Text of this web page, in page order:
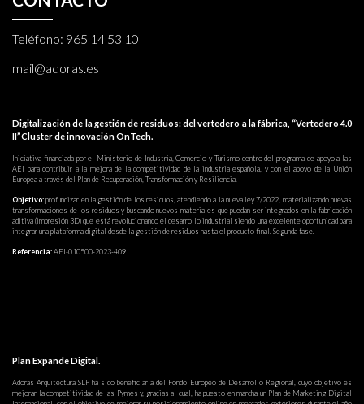
Teléfono: 965 14 53 10
mail@adoras.es
Digitalización de la gestión de residuos: del vertedero a la fábrica, “Vertedero 4.0
II”Cluster de innovación OnTech.
Iniciativa financiada por el Ministerio de Industria, Comercio y Turismo dentro del programa de apoyo a las
AEI para contribuir a la mejora de la competitividad de la industria española, y con el apoyo de la Unión
Europea a través del Plan de Recuperación, Transformación y Resiliencia.
Objetivo:profundizar en la gestión de los residuos, atendiendo a la nueva ley 7/2022, materializando nuevas
transformaciones de los residuos y buscando nuevos materiales que puedan ser integrados en la fabricación
aditiva (impresión 3D) que está revolucionando el desarrollo industrial siendo una excelente oportunidad para
integrar una plataforma digital desde la gestión de residuos hasta el producto final. Segunda fase.
Referencia:AEI-010500-2023-409
Plan Expande Digital.
Adoras Arquitectura SLP ha sido beneficiaria del Fondo Europeo de Desarrollo Regional, cuyo objetivo es
mejorar la competitividad de las Pymes y, gracias al cual, ha puesto en marcha un Plan de Marketing Digital